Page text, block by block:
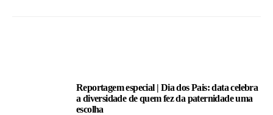
Reportagem especial | Dia dos Pais: data celebra
a diversidade de quem fez da paternidade uma
escolha